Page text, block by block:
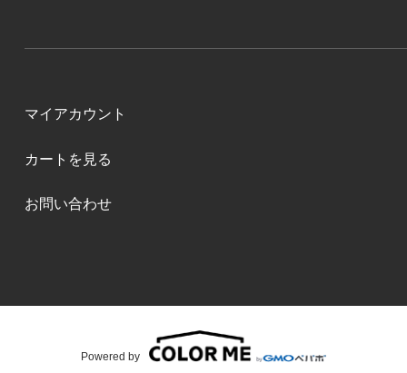
マイアカウント
カートを見る
お問い合わせ
Powered by